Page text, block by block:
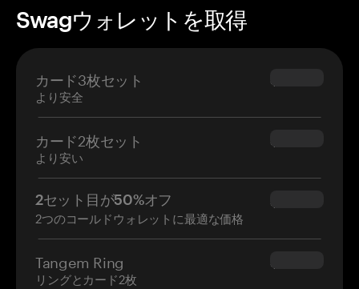
Swagウォレットを取得
カード3枚セット
より安全
$69.90
カード2枚セット
より安い
$54.90
2セット目が50%オフ
2つのコールドウォレットに最適な価格
$34.95
Tangem Ring
リングとカード2枚
$160.00